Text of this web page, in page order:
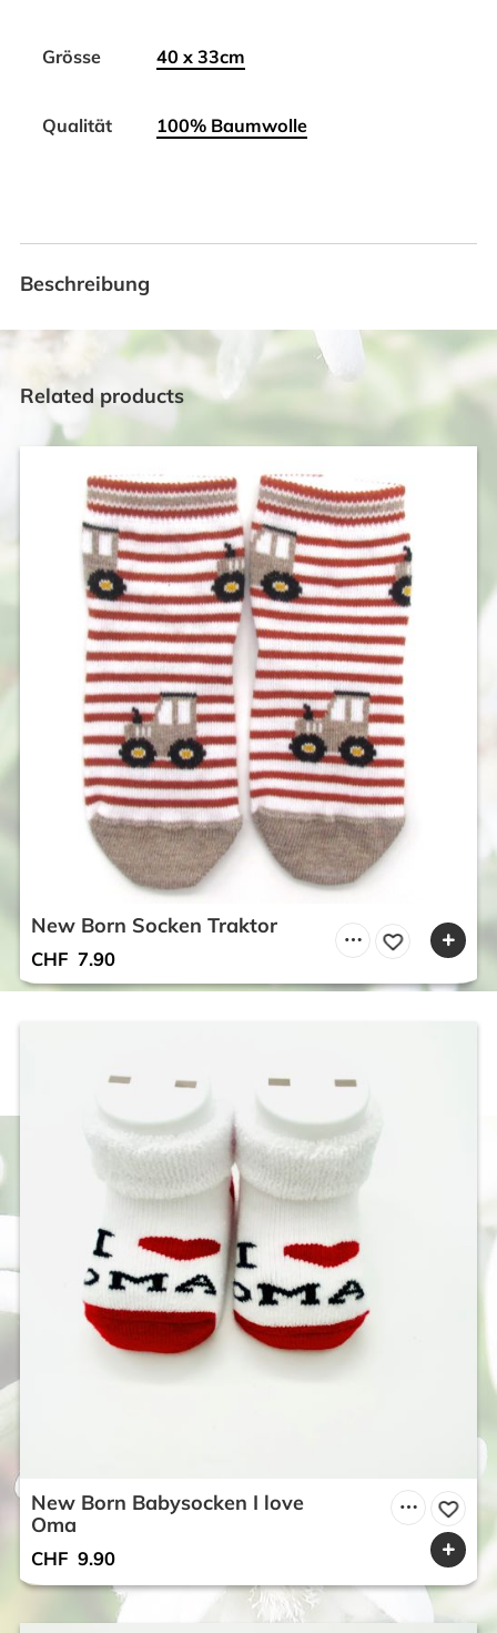
Grösse 40 x 33cm
Qualität 100% Baumwolle
Beschreibung
Related products
New Born Socken Traktor
CHF 7.90
New Born Babysocken I love
Oma
CHF 9.90